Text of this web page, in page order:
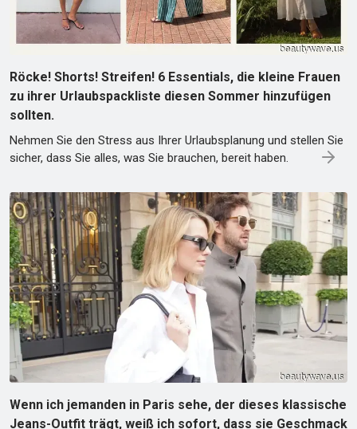
Röcke! Shorts! Streifen! 6 Essentials, die kleine Frauen
zu ihrer Urlaubspackliste diesen Sommer hinzufügen
sollten.
Nehmen Sie den Stress aus Ihrer Urlaubsplanung und stellen Sie
sicher, dass Sie alles, was Sie brauchen, bereit haben.
Wenn ich jemanden in Paris sehe, der dieses klassische
Jeans-Outfit trägt, weiß ich sofort, dass sie Geschmack